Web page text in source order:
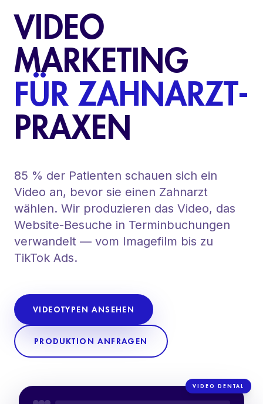
VIDEO
MARKETING
FÜR ZAHNARZT-
PRAXEN
85 % der Patienten schauen sich ein
Video an, bevor sie einen Zahnarzt
wählen. Wir produzieren das Video, das
Website-Besuche in Terminbuchungen
verwandelt — vom Imagefilm bis zu
TikTok Ads.
VIDEOTYPEN ANSEHEN
PRODUKTION ANFRAGEN
VIDEO DENTAL